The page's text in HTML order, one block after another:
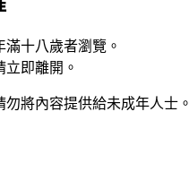
十八歲者瀏覽。
即離開。
將內容提供給未成年人士。